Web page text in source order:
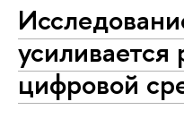
усиливается
цифровой